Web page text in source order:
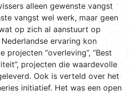
alleen gewenste vangst
vangst wel werk, maar geen
op zich al aanstuurt op
ervaring kon
“overleving”, “Best
projecten die waardevolle
Ook is verteld over het
initiatief. Het was een open